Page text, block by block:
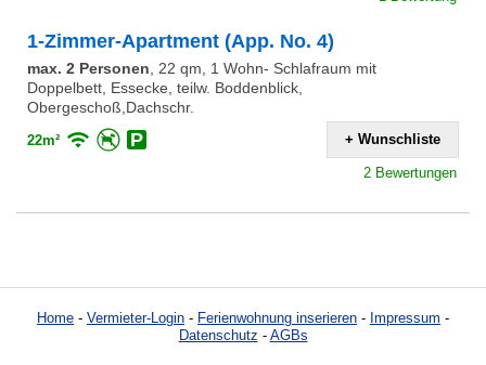
1-Zimmer-Apartment (App. No. 4)
max. 2 Personen, 22 qm, 1 Wohn- Schlafraum mit
Doppelbett, Essecke, teilw. Boddenblick,
Obergeschoß,Dachschr.
22m² + Wunschliste
2 Bewertungen
Home - Vermieter-Login - Ferienwohnung inserieren - Impressum -
Datenschutz - AGBs